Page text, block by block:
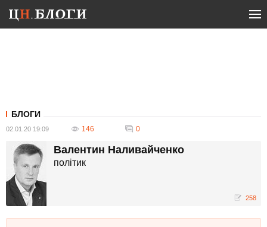
БЛОГИ
02.01.20 19:09 146 0
Валентин Наливайченко
полiтик
258